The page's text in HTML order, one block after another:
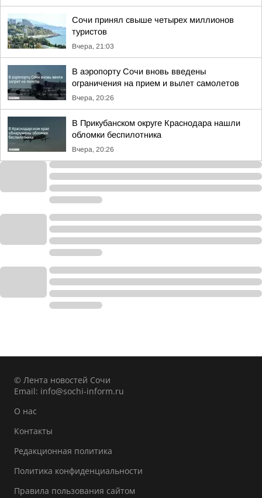
Сочи принял свыше четырех миллионов
туристов
Вчера, 21:03
В аэропорту Сочи вновь введены
ограничения на прием и вылет самолетов
Вчера, 20:26
В Прикубанском округе Краснодара нашли
обломки беспилотника
Вчера, 20:26
© Лента новостей Сочи
Email: info@sochi-inform.ru
О нас
Контакты
Редакционная политика
Политика конфиденциальности
Правила пользования сайтом